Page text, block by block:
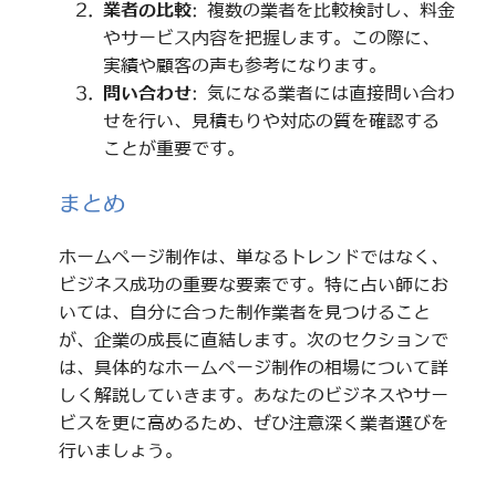
業者の比較: 複数の業者を比較検討し、料金
やサービス内容を把握します。この際に、
実績や顧客の声も参考になります。
問い合わせ: 気になる業者には直接問い合わ
せを行い、見積もりや対応の質を確認する
ことが重要です。
まとめ
ホームページ制作は、単なるトレンドではなく、
ビジネス成功の重要な要素です。特に占い師にお
いては、自分に合った制作業者を見つけること
が、企業の成長に直結します。次のセクションで
は、具体的なホームページ制作の相場について詳
しく解説していきます。あなたのビジネスやサー
ビスを更に高めるため、ぜひ注意深く業者選びを
行いましょう。